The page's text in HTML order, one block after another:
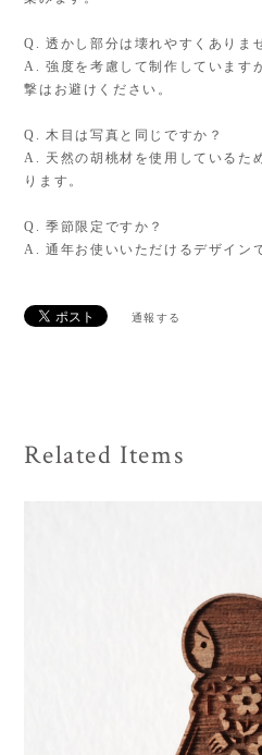
Q. 透かし部分は壊れやすくありま
A. 強度を考慮して制作しています
撃はお避けください。
Q. 木目は写真と同じですか？
A. 天然の胡桃材を使用しているた
ります。
Q. 季節限定ですか？
A. 通年お使いいただけるデザイン
通報する
Related Items